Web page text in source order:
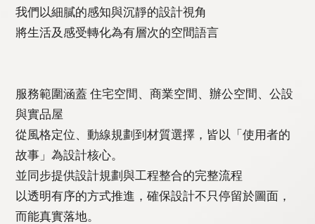
我們以細膩的感知與沉靜的設計視角
將生活及感受轉化為有層次的空間語言
服務範圍涵蓋 住宅空間、商業空間、辦公空間、公設
與實品屋
從風格定位、動線規劃到材質選擇，皆以「使用者的
故事」為設計核心。
並同步提供設計規劃與工程整合的完整流程
以透明有序的方式推進，確保設計不只停留於圖面，
而能真實落地。